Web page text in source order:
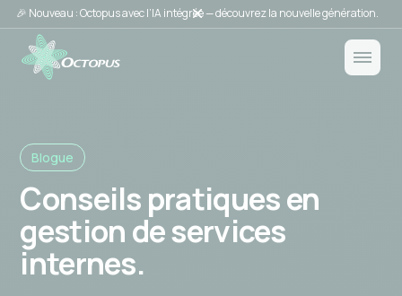
🎉 Nouveau : Octopus avec l’IA intégrée — découvrez la nouvelle génération.
Blogue
Conseils pratiques en
gestion de services
internes.